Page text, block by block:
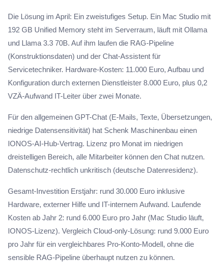
Die Lösung im April: Ein zweistufiges Setup. Ein Mac Studio mit
192 GB Unified Memory steht im Serverraum, läuft mit Ollama
und Llama 3.3 70B. Auf ihm laufen die RAG-Pipeline
(Konstruktionsdaten) und der Chat-Assistent für
Servicetechniker. Hardware-Kosten: 11.000 Euro, Aufbau und
Konfiguration durch externen Dienstleister 8.000 Euro, plus 0,2
VZÄ-Aufwand IT-Leiter über zwei Monate.
Für den allgemeinen GPT-Chat (E-Mails, Texte, Übersetzungen,
niedrige Datensensitivität) hat Schenk Maschinenbau einen
IONOS-AI-Hub-Vertrag. Lizenz pro Monat im niedrigen
dreistelligen Bereich, alle Mitarbeiter können den Chat nutzen.
Datenschutz-rechtlich unkritisch (deutsche Datenresidenz).
Gesamt-Investition Erstjahr: rund 30.000 Euro inklusive
Hardware, externer Hilfe und IT-internem Aufwand. Laufende
Kosten ab Jahr 2: rund 6.000 Euro pro Jahr (Mac Studio läuft,
IONOS-Lizenz). Vergleich Cloud-only-Lösung: rund 9.000 Euro
pro Jahr für ein vergleichbares Pro-Konto-Modell, ohne die
sensible RAG-Pipeline überhaupt nutzen zu können.